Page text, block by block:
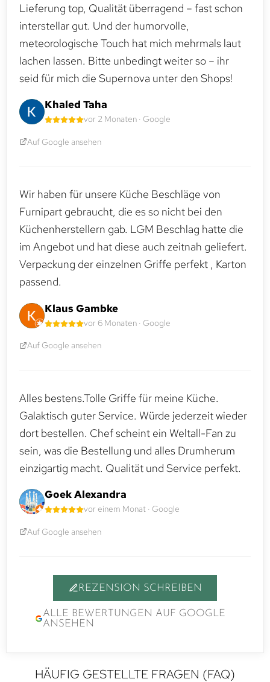
Lieferung top, Qualität überragend – fast schon
interstellar gut. Und der humorvolle,
meteorologische Touch hat mich mehrmals laut
lachen lassen. Bitte unbedingt weiter so – ihr
seid für mich die Supernova unter den Shops!
Khaled Taha
vor 2 Monaten · Google
Auf Google ansehen
Wir haben für unsere Küche Beschläge von
Furnipart gebraucht, die es so nicht bei den
Küchenherstellern gab. LGM Beschlag hatte die
im Angebot und hat diese auch zeitnah geliefert.
Verpackung der einzelnen Griffe perfekt , Karton
passend.
Klaus Gambke
vor 6 Monaten · Google
Auf Google ansehen
Alles bestens.Tolle Griffe für meine Küche.
Galaktisch guter Service. Würde jederzeit wieder
dort bestellen. Chef scheint ein Weltall-Fan zu
sein, was die Bestellung und alles Drumherum
einzigartig macht. Qualität und Service perfekt.
Goek Alexandra
vor einem Monat · Google
Auf Google ansehen
REZENSION SCHREIBEN
ALLE BEWERTUNGEN AUF GOOGLE
ANSEHEN
HÄUFIG GESTELLTE FRAGEN (FAQ)